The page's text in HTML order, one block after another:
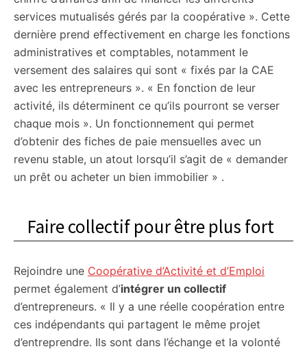
services mutualisés gérés par la coopérative ». Cette
dernière prend effectivement en charge les fonctions
administratives et comptables, notamment le
versement des salaires qui sont « fixés par la CAE
avec les entrepreneurs ». « En fonction de leur
activité, ils déterminent ce qu’ils pourront se verser
chaque mois ». Un fonctionnement qui permet
d’obtenir des fiches de paie mensuelles avec un
revenu stable, un atout lorsqu’il s’agit de « demander
un prêt ou acheter un bien immobilier » .
Faire collectif pour être plus fort
Rejoindre une Coopérative d’Activité et d’Emploi
permet également d’intégrer un collectif
d’entrepreneurs. « Il y a une réelle coopération entre
ces indépendants qui partagent le même projet
d’entreprendre. Ils sont dans l’échange et la volonté